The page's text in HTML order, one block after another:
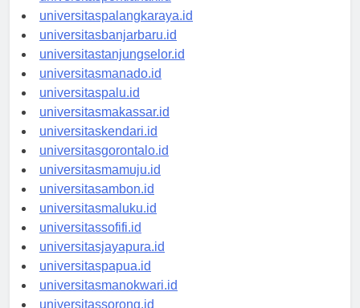
universitaspontianak.id
universitaspalangkaraya.id
universitasbanjarbaru.id
universitastanjungselor.id
universitasmanado.id
universitaspalu.id
universitasmakassar.id
universitaskendari.id
universitasgorontalo.id
universitasmamuju.id
universitasambon.id
universitasmaluku.id
universitassofifi.id
universitasjayapura.id
universitaspapua.id
universitasmanokwari.id